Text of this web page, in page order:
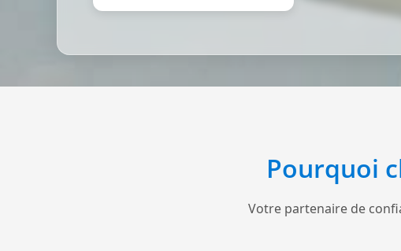
Pourquoi
Votre partenaire de